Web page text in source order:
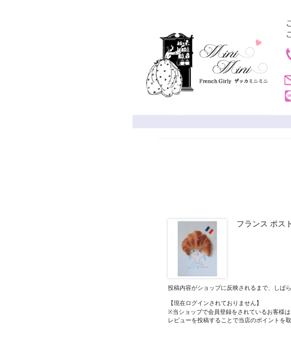
フランス ポス
投稿内容がショップに反映されるまで、しば
【現在ログインされておりません】
※当ショップで会員登録をされているお客様は
レビューを投稿することで当店のポイントを